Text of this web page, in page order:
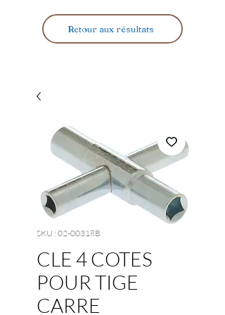
Retour aux résultats
SKU : 02-00318B
CLE 4 COTES
POUR TIGE
CARRE